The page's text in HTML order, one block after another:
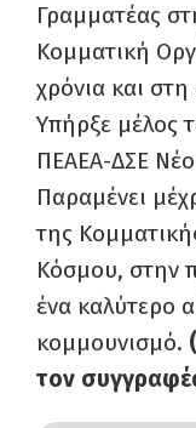
Γραμματέας
Κομματική
χρόνια και
Υπήρξε μέλος
ΠΕΑΕΑ-ΔΣΕ
Παραμένει
της
Κόσμου, στην
ένα καλύτερο
κομμουνισμό.
τον